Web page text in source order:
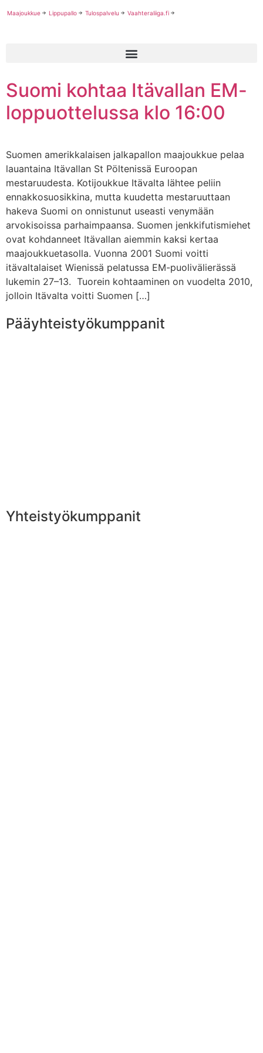
Maajoukkue Lippupallo Tulospalvelu Vaahteraliiga.fi
Suomi kohtaa Itävallan EM-
loppuottelussa klo 16:00
Suomen amerikkalaisen jalkapallon maajoukkue pelaa
lauantaina Itävallan St Pöltenissä Euroopan
mestaruudesta. Kotijoukkue Itävalta lähtee peliin
ennakkosuosikkina, mutta kuudetta mestaruuttaan
hakeva Suomi on onnistunut useasti venymään
arvokisoissa parhaimpaansa. Suomen jenkkifutismiehet
ovat kohdanneet Itävallan aiemmin kaksi kertaa
maajoukkuetasolla. Vuonna 2001 Suomi voitti
itävaltalaiset Wienissä pelatussa EM-puolivälierässä
lukemin 27–13. Tuorein kohtaaminen on vuodelta 2010,
jolloin Itävalta voitti Suomen […]
Pääyhteistyökumppanit
Yhteistyökumppanit